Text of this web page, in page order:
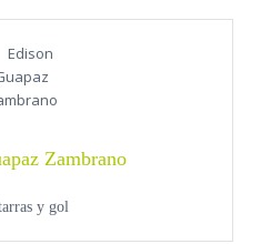
Zambrano
y gol